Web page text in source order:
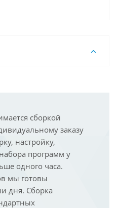
сборкой
заказу
настройку,
программ у
одного часа.
мы готовы
дня. Сборка